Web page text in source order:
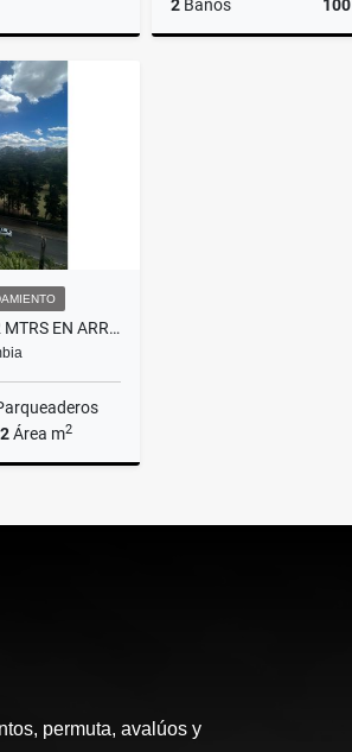
2 Baños 100
APARTAMENTO DE 332 MTRS EN ARRIENDO EN EL POBLADO, MEDELLÍN
Área m2
permuta, avalúos y